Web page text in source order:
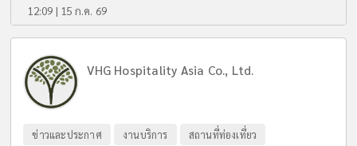
12:09 | 15 ก.ค. 69
VHG Hospitality Asia Co., Ltd.
ข่าวและประกาศ งานบริการ สถานที่ท่องเที่ยว